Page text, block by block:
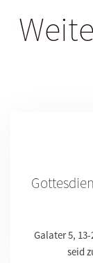
Galater 5,
seid